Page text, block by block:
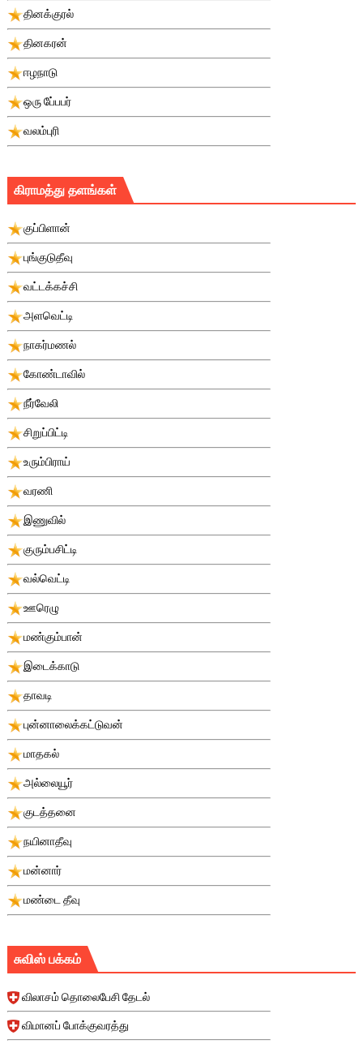
தினக்குரல்
தினகரன்
ஈழநாடு
ஒரு பே்பபர்
வலம்புரி
கிராமத்து தளங்கள்
குப்பிளான்
புங்குடுதீவு
வட்டக்கச்சி
அளவெட்டி
நாகர்மணல்
கோண்டாவில்
நீர்வேலி
சிறுப்பிட்டி
உரும்பிராய்
வரணி
இணுவில்
குரும்பசிட்டி
வல்வெட்டி
ஊரெழு
மண்கும்பான்
இடைக்காடு
தாவடி
புன்னாலைக்கட்டுவன்
மாதகல்
அல்லையூர்
குடத்தனை
நயினாதீவு
மன்னார்
மண்டை தீவு
சுவிஸ் பக்கம்
விலாசம் தொலைபேசி தேடல்
விமானப் போக்குவரத்து